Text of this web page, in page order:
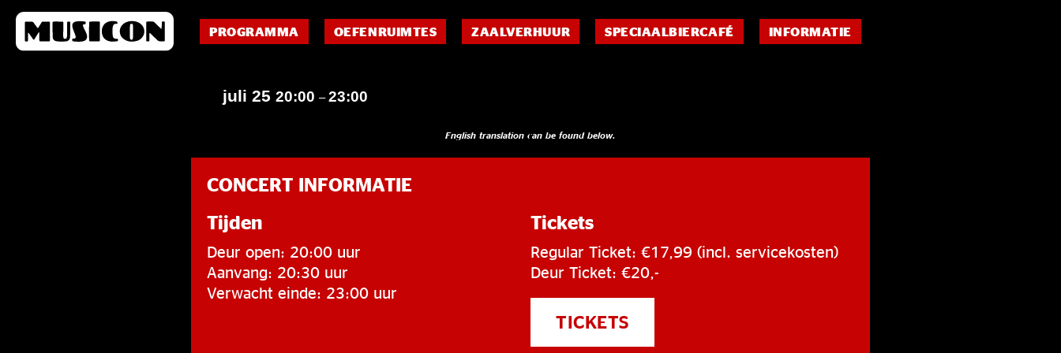
PROGRAMMA OEFENRUIMTES ZAALVERHUUR SPECIAALBIERCAFÉ INFORMATIE
juli 25 20:00 –23:00
English translation can be found below.
CONCERT INFORMATIE
Tijden
Deur open: 20:00 uur
Aanvang: 20:30 uur
Verwacht einde: 23:00 uur
Tickets
Regular Ticket: €17,99 (incl. servicekosten)
Deur Ticket: €20,-
TICKETS